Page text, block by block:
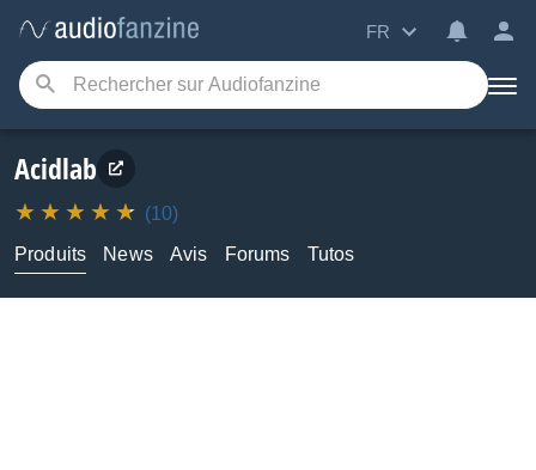
FR
Acidlab
(10)
Produits
News Avis Forums Tutos